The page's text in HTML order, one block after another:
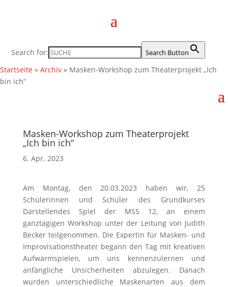
Search for: Search Button
Startseite » Archiv » Masken-Workshop zum Theaterprojekt „Ich
bin ich“
Masken-Workshop zum Theaterprojekt
„Ich bin ich“
6. Apr. 2023
Am Montag, den 20.03.2023 haben wir, 25
Schülerinnen und Schüler des Grundkurses
Darstellendes Spiel der MSS 12, an einem
ganztägigen Workshop unter der Leitung von Judith
Becker teilgenommen. Die Expertin für Masken- und
Improvisationstheater begann den Tag mit kreativen
Aufwärmspielen, um uns kennenzulernen und
anfängliche Unsicherheiten abzulegen. Danach
wurden unterschiedliche Maskenarten aus dem